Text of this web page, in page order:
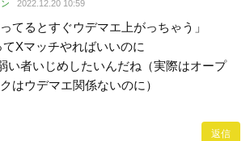
2022.12.20 10:59
てるとすぐウデマエ上がっちゃう」
Xマッチやればいいのに
い者いじめしたいんだね（実際はオープ
はウデマエ関係ないのに）
返信